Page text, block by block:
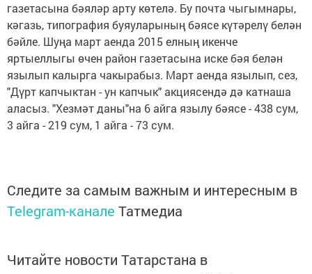
газетасына бәяләр арту көтелә. Бу почта чыгымнары,
кәгазь, типография буяуларының бәясе күтәрелү белән
бәйле. Шуңа март аенда 2015 елның икенче
яртыеллыгы өчен район газетасына иске бәя белән
язылып калырга чакырабыз. Март аенда язылып, сез,
"Дүрт капчыктан - ун капчык" акциясендә дә катнаша
аласыз. "Хезмәт даны"на 6 айга язылу бәясе - 438 сум,
3 айга - 219 сум, 1 айга - 73 сум.
Следите за самым важным и интересным в
Telegram-канале Татмедиа
Читайте новости Татарстана в